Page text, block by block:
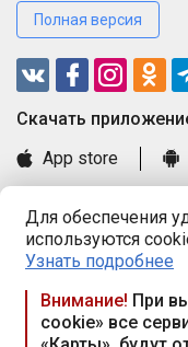
Для обеспечения
используются
Узнать подробнее
Внимание! При
cookie» все
Полная версия
Cкачать
App store
Книга замечаний и
Правила и документы
Praca.by ©
Республика Беларусь,
117а, пом. № 9.